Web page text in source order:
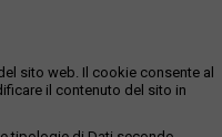
sito web. Il cookie consente al
il contenuto del sito in